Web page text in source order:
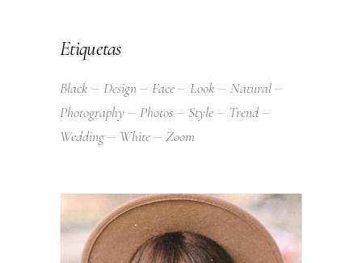
Etiquetas
Black Design Face Look
Natural
Photography
Photos Style
Trend
Wedding
White Zoom